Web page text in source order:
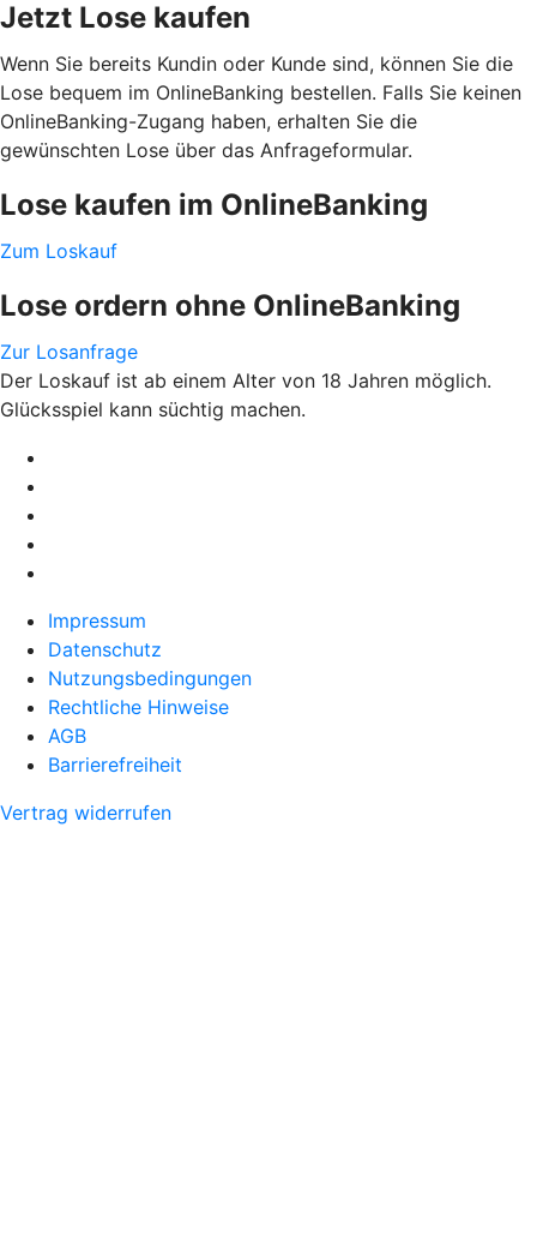
Jetzt Lose kaufen
Wenn Sie bereits Kundin oder Kunde sind, können Sie die
Lose bequem im OnlineBanking bestellen. Falls Sie keinen
OnlineBanking-Zugang haben, erhalten Sie die
gewünschten Lose über das Anfrageformular.
Lose kaufen im OnlineBanking
Zum Loskauf
Lose ordern ohne OnlineBanking
Zur Losanfrage
Der Loskauf ist ab einem Alter von 18 Jahren möglich.
Glücksspiel kann süchtig machen.
Impressum
Datenschutz
Nutzungsbedingungen
Rechtliche Hinweise
AGB
Barrierefreiheit
Vertrag widerrufen